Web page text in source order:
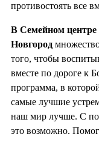
противостоять все
В Семейном центре
Новгород
того, чтобы
вместе по дороге к
программа, в
самые лучшие
наш мир лучше. С
это возможно.